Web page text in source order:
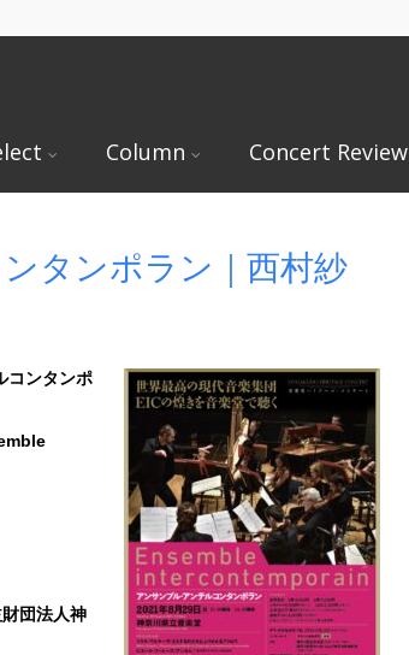
Column Concert Review
タンポラン｜西村紗
コンタンポ
団法人神